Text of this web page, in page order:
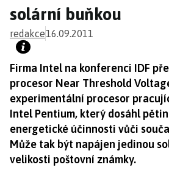
solární buňkou
redakce16.09.2011
Firma Intel na konferenci IDF
procesor Near Threshold
experimentální procesor
Intel Pentium, který dosáhl
energetické účinnosti vůči
Může tak být napájen jedinou
velikosti poštovní známky.